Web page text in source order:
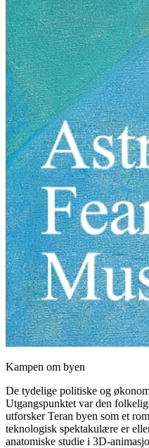
Kampen om byen
De tydelige politiske og
Utgangspunktet var den
utforsker Teran byen som et
teknologisk spektakulære er
anatomiske studie i 3D-